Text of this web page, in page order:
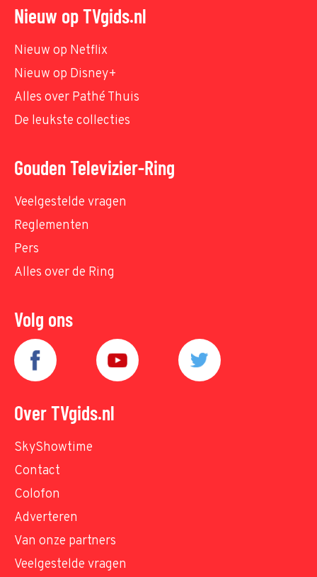
Nieuw op TVgids.nl
Nieuw op Netflix
Nieuw op Disney+
Alles over Pathé Thuis
De leukste collecties
Gouden Televizier-Ring
Veelgestelde vragen
Reglementen
Pers
Alles over de Ring
Volg ons
Over TVgids.nl
SkyShowtime
Contact
Colofon
Adverteren
Van onze partners
Veelgestelde vragen